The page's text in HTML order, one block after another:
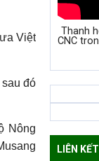
Việt
đó
Nông
Thanh
CNC
LIÊN